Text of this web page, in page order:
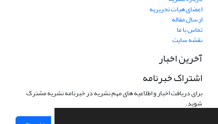
اعضای هیات تحریریه
ارسال مقاله
تماس با ما
نقشه سایت
آخرین اخبار
اشتراک خبرنامه
برای دریافت اخبار و اطلاعیه های مهم نشریه در خبرنامه نشریه مشترک
شوید.